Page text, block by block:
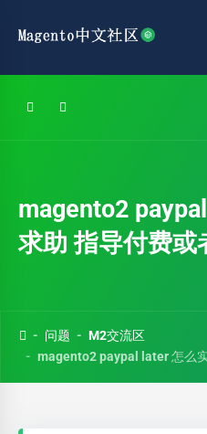
magento2
求助 指导付费或
问题
M2交流区
magento2 paypal later 怎么